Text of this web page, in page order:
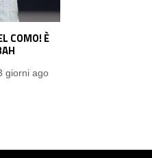
VICINO?
giorni ago